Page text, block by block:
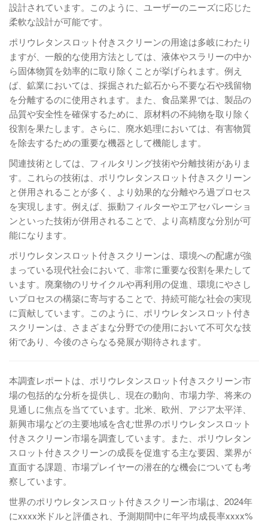
設計されています。このように、ユーザーのニーズに応じた
柔軟な設計が可能です。
ポリウレタンスロット付きスクリーンの用途は多岐にわたり
ますが、一般的な使用方法としては、液体やスラリーの中か
ら固体物質を効率的に取り除くことが挙げられます。例え
ば、鉱業においては、採掘された鉱石から不要な石や残留物
を分離するのに使用されます。また、食品業界では、製品の
品質や安全性を確保するために、原材料の不純物を取り除く
役割を果たします。さらに、廃水処理においては、有害物質
を除去するための重要な機器として機能します。
関連技術としては、フィルタリング技術や分離技術がありま
す。これらの技術は、ポリウレタンスロット付きスクリーン
と併用されることが多く、より効果的な分離やろ過プロセス
を実現します。例えば、振動フィルターやエアセパレーショ
ンといった技術が併用されることで、より高精度な分別が可
能になります。
ポリウレタンスロット付きスクリーンは、環境への配慮が強
まっている現代社会において、非常に重要な役割を果たして
います。廃棄物のリサイクルや再利用の促進、環境にやさし
いプロセスの構築に寄与することで、持続可能な社会の実現
に貢献しています。このように、ポリウレタンスロット付き
スクリーンは、さまざまな分野での使用において不可欠な技
術であり、今後のさらなる発展が期待されます。
本調査レポートは、ポリウレタンスロット付きスクリーン市
場の包括的な分析を提供し、現在の動向、市場力学、将来の
見通しに焦点を当てています。北米、欧州、アジア太平洋、
新興市場などの主要地域を含む世界のポリウレタンスロット
付きスクリーン市場を調査しています。また、ポリウレタン
スロット付きスクリーンの成長を促進する主な要因、業界が
直面する課題、市場プレイヤーの潜在的な機会についても考
察しています。
世界のポリウレタンスロット付きスクリーン市場は、2024年
にxxxx米ドルと評価され、予測期間中に年平均成長率xxxx%